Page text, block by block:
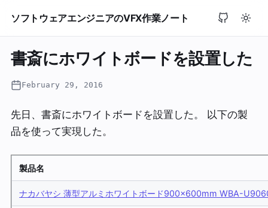
ソフトウェアエンジニアのVFX作業ノート
書斎にホワイトボードを設置した
February 29, 2016
先日、書斎にホワイトボードを設置した。 以下の製
品を使って実現した。
製品名
ナカバヤシ 薄型アルミホワイトボード900×600mm WBA-